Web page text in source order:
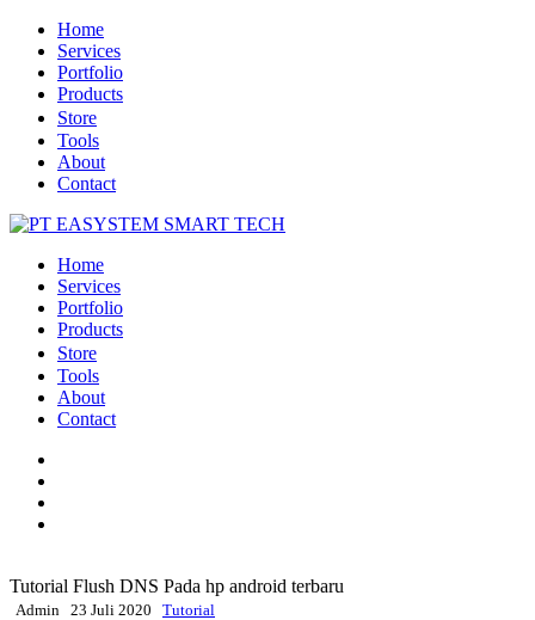
Home
Services
Portfolio
Products
Store
Tools
About
Contact
Home
Services
Portfolio
Products
Store
Tools
About
Contact
Tutorial Flush DNS Pada hp android terbaru
Admin 23 Juli 2020 Tutorial